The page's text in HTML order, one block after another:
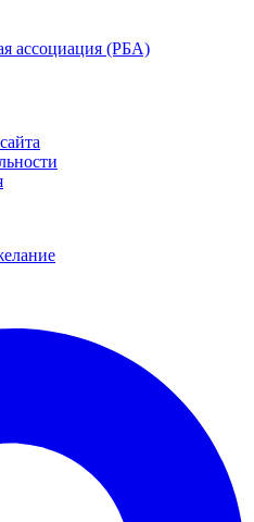
ассоциация (РБА)